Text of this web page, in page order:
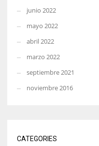
junio 2022
mayo 2022
abril 2022
marzo 2022
septiembre 2021
noviembre 2016
CATEGORIES